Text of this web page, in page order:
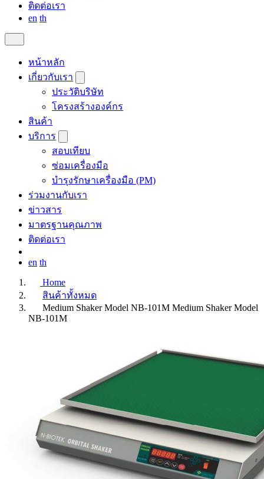
ติดต่อเรา
en th
หน้าหลัก
เกี่ยวกับเรา
ประวัติบริษัท
โครงสร้างองค์กร
สินค้า
บริการ
สอบเทียบ
ซ่อมเครื่องมือ
บำรุงรักษาเครื่องมือ (PM)
ร่วมงานกับเรา
ข่าวสาร
มาตรฐานคุณภาพ
ติดต่อเรา
en th
Home
สินค้าทั้งหมด
Medium Shaker Model NB-101M Medium Shaker Model
NB-101M